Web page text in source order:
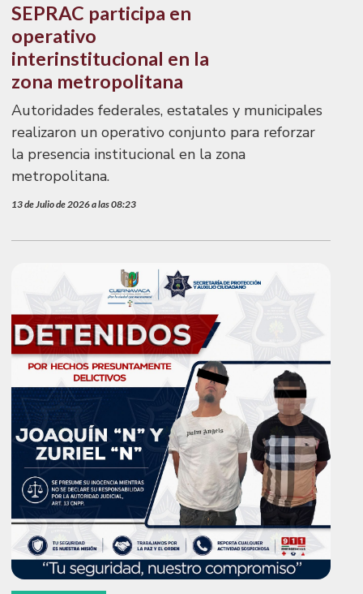
SEPRAC participa en
operativo
interinstitucional en la
zona metropolitana
Autoridades federales, estatales y municipales
realizaron un operativo conjunto para reforzar
la presencia institucional en la zona
metropolitana.
13 de Julio de 2026 a las 08:23